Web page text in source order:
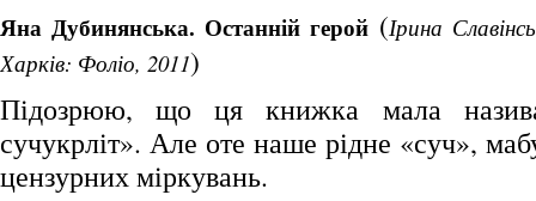
Яна Дубинянська. Останній герой (Ірина
Харків: Фоліо, 2011)
Підозрюю, що ця книжка мала
сучукрліт». Але оте наше рідне «суч»,
цензурних міркувань.